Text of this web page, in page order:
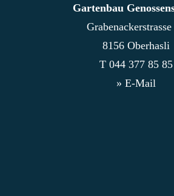
Obstbäume pflanzen –
Gartenbau
Grabenackerstrasse
8156 Oberhasli
T 044 377 85 85
» E-Mail